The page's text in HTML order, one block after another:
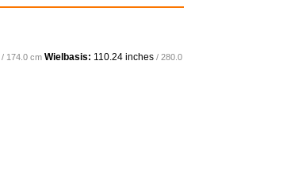
/ 174.0 cm Wielbasis: 110.24 inches / 280.0